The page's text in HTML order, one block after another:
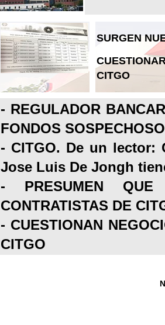
SURGEN
CITGO
- REGULADOR
FONDOS
- CITGO. De un lector:
Jose Luis De Jongh
- PRESUMEN
CONTRATISTAS DE
- CUESTIONAN
CITGO